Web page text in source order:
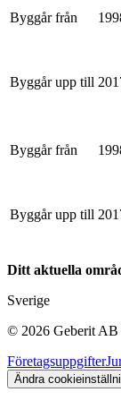
Byggår från
Byggår upp till
Byggår från
Byggår upp till
Ditt aktuella
Sverige
© 2026 Geberit AB
Företagsuppgifter
Ändra